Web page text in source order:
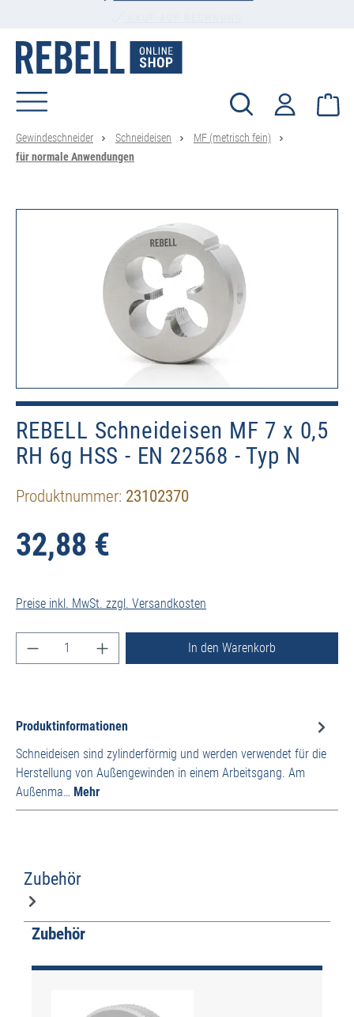
Gewindeschneider Schneideisen
MF (metrisch fein)
für normale Anwendungen
REBELL Schneideisen MF 7 x 0,5
RH 6g HSS - EN 22568 - Typ N
Produktnummer: 23102370
32,88 €
Preise inkl. MwSt. zzgl. Versandkosten
Produkt Anzahl: Gib den gewünschten Wert ein
In den Warenkorb
Produktinformationen
Schneideisen sind zylinderförmig und werden verwendet für die
Herstellung von Außengewinden in einem Arbeitsgang. Am
Außenma… Mehr
Zubehör
Produktgalerie überspringen
Zubehör